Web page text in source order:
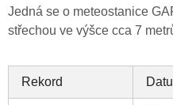
Jedná se o meteostanice
střechou ve výšce cca 7
Rekord